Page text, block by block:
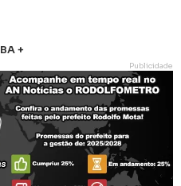
+
Publicidade